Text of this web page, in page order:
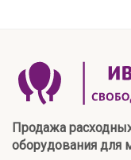
Продажа
оборудования для